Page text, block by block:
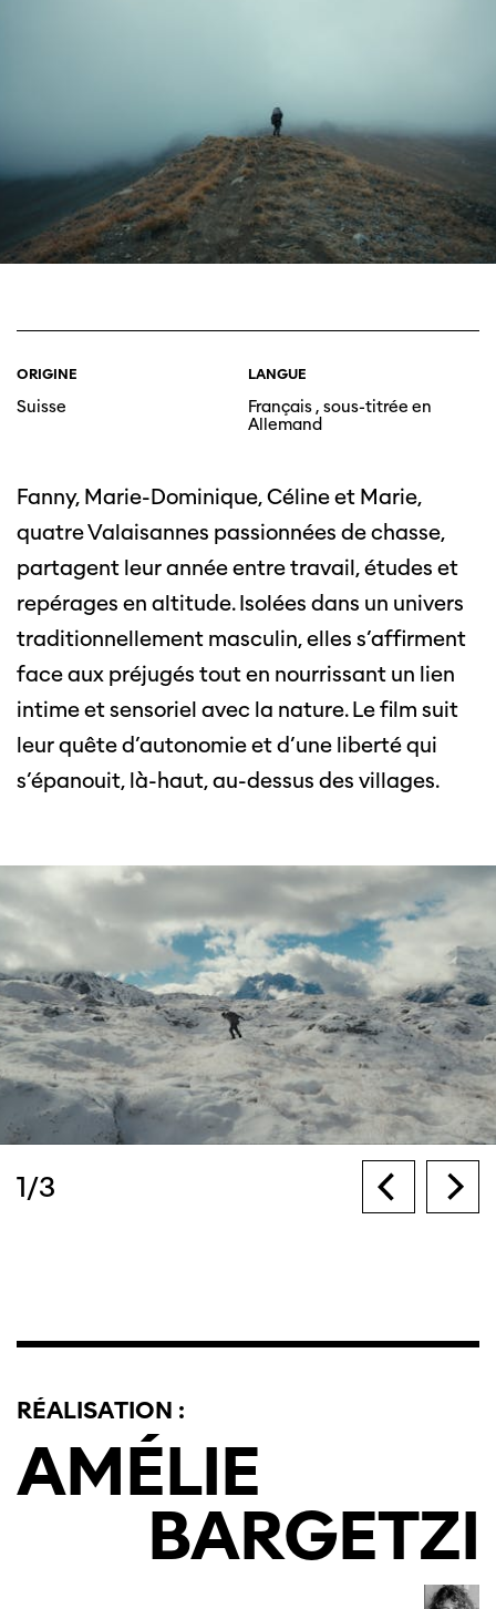
ORIGINE
Suisse
LANGUE
Français , sous-titrée en
Allemand
Fanny, Marie-Dominique, Céline et Marie,
quatre Valaisannes passionnées de chasse,
partagent leur année entre travail, études et
repérages en altitude. Isolées dans un univers
traditionnellement masculin, elles s’affirment
face aux préjugés tout en nourrissant un lien
intime et sensoriel avec la nature. Le film suit
leur quête d’autonomie et d’une liberté qui
s’épanouit, là-haut, au-dessus des villages.
1/3
RÉALISATION :
AMÉLIE
BARGETZI